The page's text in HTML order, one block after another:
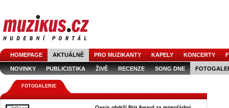
HOMEPAGE AKTUÁLNĚ PRO MUZIKANTY KAPELY KONCERTY
NOVINKY PUBLICISTIKA ŽIVĚ RECENZE SONG DNE
FOTOGALERIE